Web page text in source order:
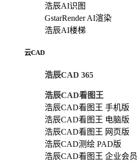
浩辰AI识图
GstarRender AI渲染
浩辰AI楼梯
云CAD
浩辰CAD 365
浩辰CAD看图王
浩辰CAD看图王 手机版
浩辰CAD看图王 电脑版
浩辰CAD看图王 网页版
浩辰CAD测绘 PAD版
浩辰CAD看图王 企业会员